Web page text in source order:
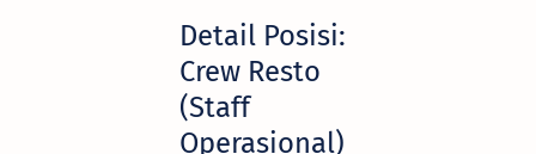
Detail Posisi:
Crew Resto
(Staff
Operasional)